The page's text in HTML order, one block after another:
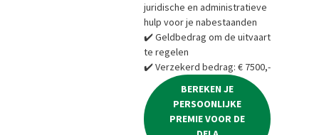
juridische en administratieve
hulp voor je nabestaanden
✔️ Geldbedrag om de uitvaart
te regelen
✔️ Verzekerd bedrag: € 7500,-
BEREKEN JE
PERSOONLIJKE
PREMIE VOOR DE